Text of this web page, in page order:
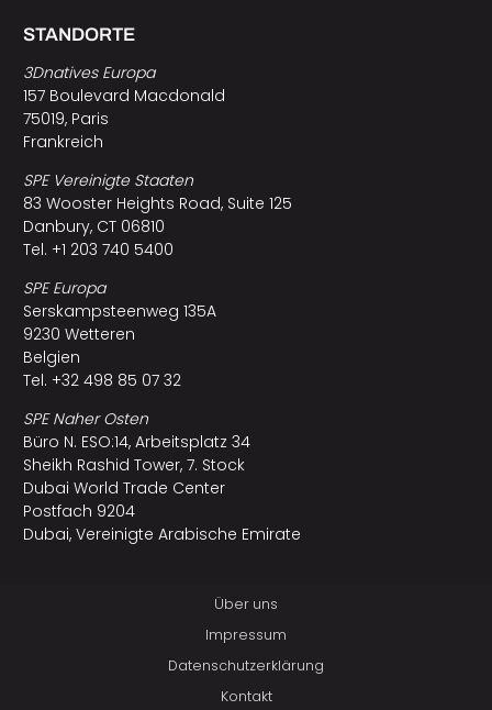
STANDORTE
3Dnatives Europa
157 Boulevard Macdonald
75019, Paris
Frankreich
SPE Vereinigte Staaten
83 Wooster Heights Road, Suite 125
Danbury, CT 06810
Tel. +1 203 740 5400
SPE Europa
Serskampsteenweg 135A
9230 Wetteren
Belgien
Tel. +32 498 85 07 32
SPE Naher Osten
Büro N. ESO:14, Arbeitsplatz 34
Sheikh Rashid Tower, 7. Stock
Dubai World Trade Center
Postfach 9204
Dubai, Vereinigte Arabische Emirate
Über uns
Impressum
Datenschutzerklärung
Kontakt